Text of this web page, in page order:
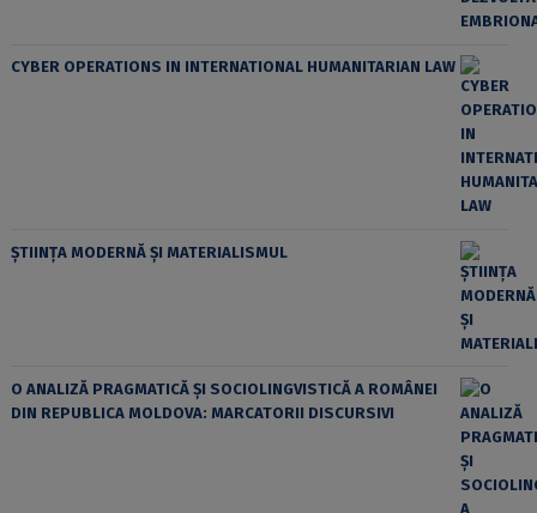
CYBER OPERATIONS IN INTERNATIONAL HUMANITARIAN LAW
ȘTIINȚA MODERNĂ ȘI MATERIALISMUL
O ANALIZĂ PRAGMATICĂ ȘI SOCIOLINGVISTICĂ A ROMÂNEI
DIN REPUBLICA MOLDOVA: MARCATORII DISCURSIVI